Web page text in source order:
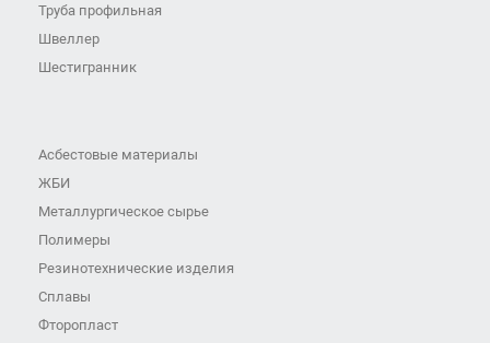
Труба профильная
Швеллер
Шестигранник
Асбестовые материалы
ЖБИ
Металлургическое сырье
Полимеры
Резинотехнические изделия
Сплавы
Фторопласт